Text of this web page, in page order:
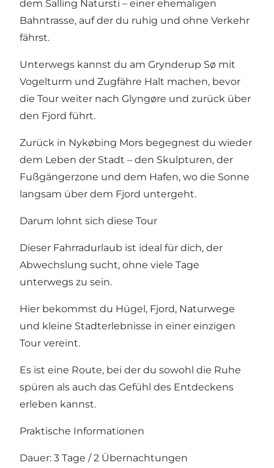
dem Salling Natursti – einer ehemaligen
Bahntrasse, auf der du ruhig und ohne Verkehr
fährst.
Unterwegs kannst du am Grynderup Sø mit
Vogelturm und Zugfähre Halt machen, bevor
die Tour weiter nach Glyngøre und zurück über
den Fjord führt.
Zurück in Nykøbing Mors begegnest du wieder
dem Leben der Stadt – den Skulpturen, der
Fußgängerzone und dem Hafen, wo die Sonne
langsam über dem Fjord untergeht.
Darum lohnt sich diese Tour
Dieser Fahrradurlaub ist ideal für dich, der
Abwechslung sucht, ohne viele Tage
unterwegs zu sein.
Hier bekommst du Hügel, Fjord, Naturwege
und kleine Stadterlebnisse in einer einzigen
Tour vereint.
Es ist eine Route, bei der du sowohl die Ruhe
spüren als auch das Gefühl des Entdeckens
erleben kannst.
Praktische Informationen
Dauer: 3 Tage / 2 Übernachtungen